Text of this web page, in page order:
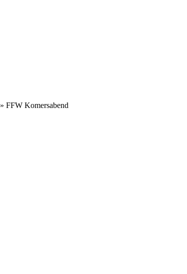
» FFW Komersabend